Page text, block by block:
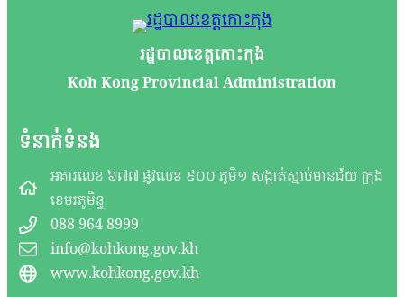
រដ្ឋបាលខេត្តកោះកុង
Koh Kong Provincial Administration
ទំនាក់ទំនង
អគារលេខ ៦៧៧ ផ្លូវលេខ ៩០០ ភូមិ១ សង្កាត់ស្មាច់មានជ័យ ក្រុង
ខេមរភូមិន្ទ
088 964 8999
info@kohkong.gov.kh
www.kohkong.gov.kh